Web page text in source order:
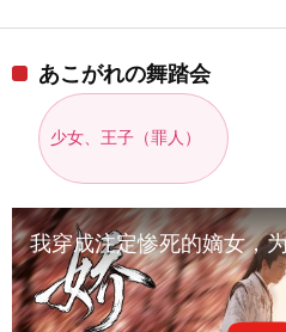
あこがれの舞踏会
少女、王子（罪人）
我穿成注定惨死的嫡女，